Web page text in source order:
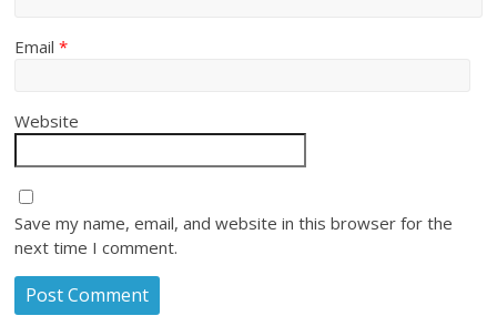
Email*
Website
Save my name, email, and website in this browser for the
next time I comment.